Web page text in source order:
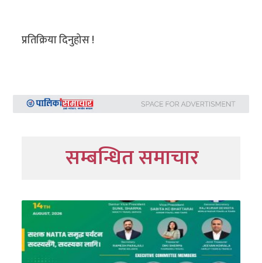
प्रतिक्रिया दिनुहोस !
सम्बन्धित समाचार